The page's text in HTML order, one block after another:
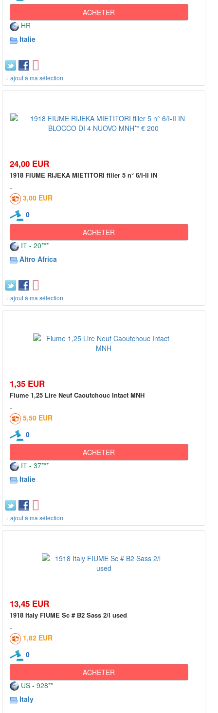
ACHETER
HR
Italie
+ ajout à ma sélection
24,00 EUR
1918 FIUME RIJEKA MIETITORI filler 5 n° 6/I-II IN
3,00 EUR
0
ACHETER
IT - 20***
Altro Africa
+ ajout à ma sélection
1,35 EUR
Fiume 1,25 Lire Neuf Caoutchouc Intact MNH
5,50 EUR
0
ACHETER
IT - 37***
Italie
+ ajout à ma sélection
13,45 EUR
1918 Italy FIUME Sc # B2 Sass 2/l used
1,82 EUR
0
ACHETER
US - 928**
Italy